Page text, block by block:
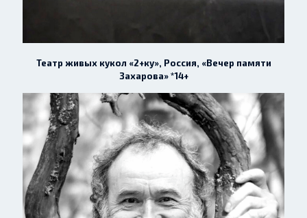
Театр живых кукол «2+ку», Россия, «Вечер памяти
Захарова» *14+